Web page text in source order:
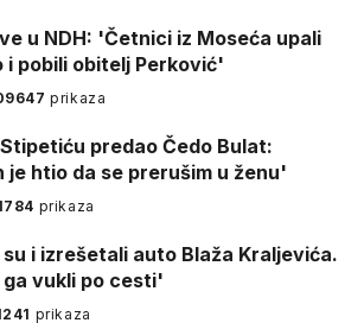
u NDH: 'Četnici iz Moseća upali
i pobili obitelj Perković'
prikaza
predao Čedo Bulat:
je htio da se prerušim u ženu'
prikaza
i izrešetali auto Blaža Kraljevića.
ga vukli po cesti'
prikaza